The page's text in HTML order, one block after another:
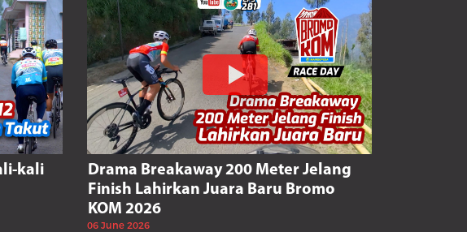
kali
Drama Breakaway 200 Meter Jelang
Finish Lahirkan Juara Baru Bromo
KOM 2026
06 June 2026